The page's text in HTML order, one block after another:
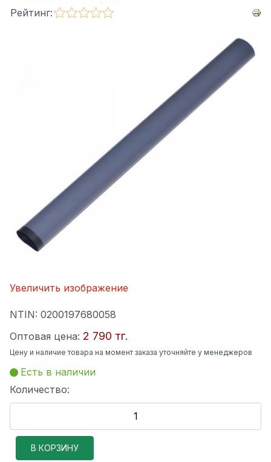
Рейтинг:
Увеличить изображение
NTIN: 0200197680058
Оптовая цена: 2 790 тг.
Цену и наличие товара на момент заказа уточняйте у менеджеров
Есть в наличии
Количество: